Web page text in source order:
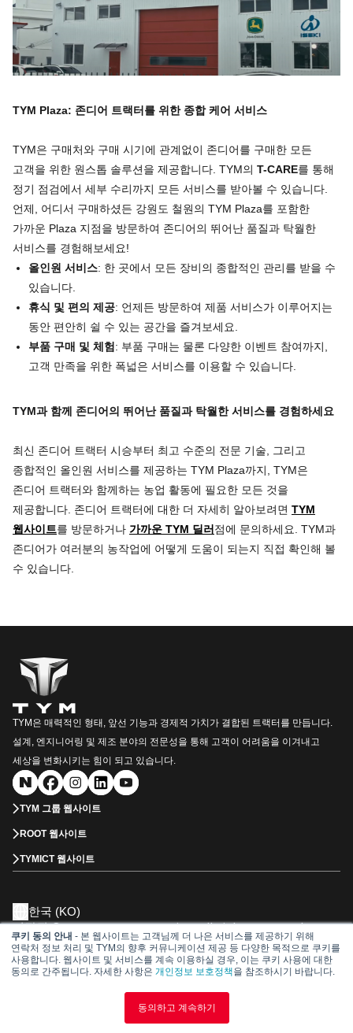
쿠키 동의 안내 - 본 웹사이트는 고객님께 더 나은 서비스를 제공하기 위해
연락처 정보 처리 및 TYM의 향후 커뮤니케이션 제공 등 다양한 목적으로 쿠키를
사용합니다. 웹사이트 및 서비스를 계속 이용하실 경우, 이는 쿠키 사용에 대한
동의로 간주됩니다. 자세한 사항은 개인정보 보호정책을 참조하시기 바랍니다.
동의하고 계속하기
TYM Plaza: 존디어 트랙터를 위한 종합 케어 서비스
TYM은 구매처와 구매 시기에 관계없이 존디어를 구매한 모든
고객을 위한 원스톱 솔루션을 제공합니다. TYM의 T-CARE를 통해
정기 점검에서 세부 수리까지 모든 서비스를 받아볼 수 있습니다.
언제, 어디서 구매하셨든 강원도 철원의 TYM Plaza를 포함한
가까운 Plaza 지점을 방문하여 존디어의 뛰어난 품질과 탁월한
서비스를 경험해보세요!
올인원 서비스: 한 곳에서 모든 장비의 종합적인 관리를 받을 수
있습니다.
휴식 및 편의 제공: 언제든 방문하여 제품 서비스가 이루어지는
동안 편안히 쉴 수 있는 공간을 즐겨보세요.
부품 구매 및 체험: 부품 구매는 물론 다양한 이벤트 참여까지,
고객 만족을 위한 폭넓은 서비스를 이용할 수 있습니다.
TYM과 함께 존디어의 뛰어난 품질과 탁월한 서비스를 경험하세요
최신 존디어 트랙터 시승부터 최고 수준의 전문 기술, 그리고
종합적인 올인원 서비스를 제공하는 TYM Plaza까지, TYM은
존디어 트랙터와 함께하는 농업 활동에 필요한 모든 것을
제공합니다. 존디어 트랙터에 대한 더 자세히 알아보려면 TYM
웹사이트를 방문하거나 가까운 TYM 딜러 점에 문의하세요. TYM과
존디어가 여러분의 농작업에 어떻게 도움이 되는지 직접 확인해 볼
수 있습니다.
TYM은 매력적인 형태, 앞선 기능과 경제적 가치가 결합된 트랙터를 만듭니다.
설계, 엔지니어링 및 제조 분야의 전문성을 통해 고객이 어려움을 이겨내고
세상을 변화시키는 힘이 되고 있습니다.
TYM 그룹 웹사이트
ROOT 웹사이트
TYMICT 웹사이트
한국 (KO)
저작권 © 2026 TYM Corporation. All Rights Reserved.
㈜TYM 대표이사 : 김희용, 김소원
사업자등록번호 : 106-81-28552
Dealership 서비스 관리
부품 카달로그